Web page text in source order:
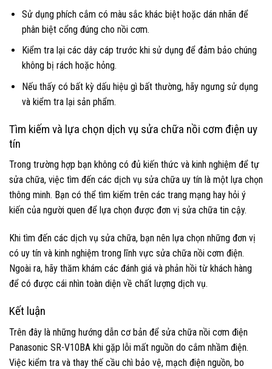
Sử dụng phích cắm có màu sắc khác biệt hoặc dán nhãn để
phân biệt cổng đúng cho nồi cơm.
Kiểm tra lại các dây cáp trước khi sử dụng để đảm bảo chúng
không bị rách hoặc hỏng.
Nếu thấy có bất kỳ dấu hiệu gì bất thường, hãy ngưng sử dụng
và kiểm tra lại sản phẩm.
Tìm kiếm và lựa chọn dịch vụ sửa chữa nồi cơm điện uy
tín
Trong trường hợp bạn không có đủ kiến thức và kinh nghiệm để tự
sửa chữa, việc tìm đến các dịch vụ sửa chữa uy tín là một lựa chọn
thông minh. Bạn có thể tìm kiếm trên các trang mạng hay hỏi ý
kiến của người quen để lựa chọn được đơn vị sửa chữa tin cậy.
Khi tìm đến các dịch vụ sửa chữa, bạn nên lựa chọn những đơn vị
có uy tín và kinh nghiệm trong lĩnh vực sửa chữa nồi cơm điện.
Ngoài ra, hãy thăm khám các đánh giá và phản hồi từ khách hàng
để có được cái nhìn toàn diện về chất lượng dịch vụ.
Kết luận
Trên đây là những hướng dẫn cơ bản để sửa chữa nồi cơm điện
Panasonic SR-V10BA khi gặp lỗi mất nguồn do cắm nhầm điện.
Việc kiểm tra và thay thế cầu chì bảo vệ, mạch điện nguồn, bo